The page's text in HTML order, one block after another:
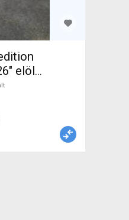
elöl
ELADÓ